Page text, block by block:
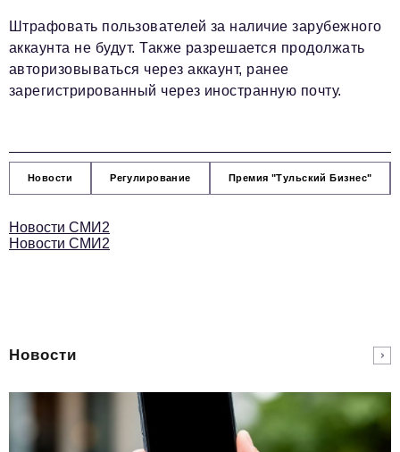
Штрафовать пользователей за наличие зарубежного
аккаунта не будут. Также разрешается продолжать
авторизовываться через аккаунт, ранее
зарегистрированный через иностранную почту.
Новости Регулирование Премия "Тульский Бизнес"
Новости СМИ2
Новости СМИ2
Новости